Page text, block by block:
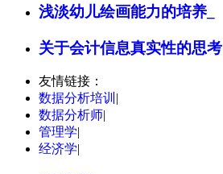
浅淡幼儿绘画能力的培养_
关于会计信息真实性的思考
友情链接：
数据分析培训 |
数据分析师|
管理学|
经济学|